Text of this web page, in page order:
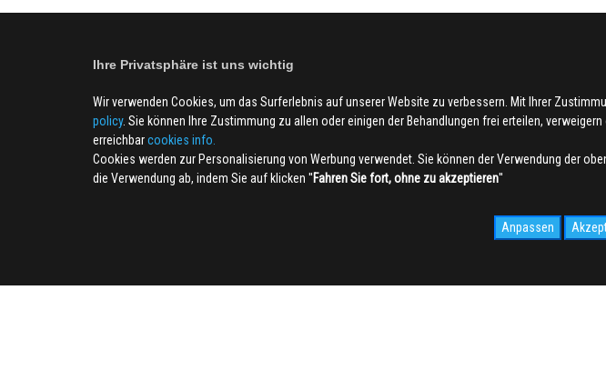
Ihre Privatsphäre ist uns wichtig
Wir verwenden Cookies, um das Surferlebnis auf unserer Website zu verbessern. Mit Ihrer
policy. Sie können Ihre Zustimmung zu allen oder einigen der Behandlungen frei erteilen,
erreichbarcookies info.
Cookies werden zur Personalisierung von Werbung verwendet. Sie können der Verwendung der
die Verwendung ab, indem Sie auf klicken ''Fahren Sie fort, ohne zu akzeptieren''
Anpassen